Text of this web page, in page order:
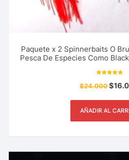
Paquete x 2 Spinnerbaits O
Pesca De Especies Como
5.00
de 5
$24.000$
AÑADIR AL